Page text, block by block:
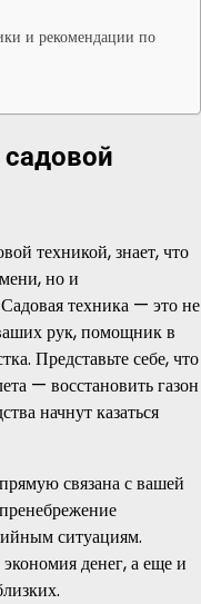
и рекомендации по
техникой, знает, что
но и
техника — это не
рук, помощник в
Представьте себе, что
— восстановить газон
начнут казаться
связана с вашей
ситуациям.
денег, а еще и